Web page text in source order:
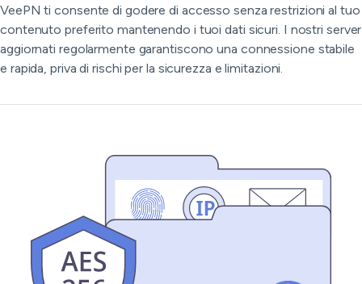
VeePN ti consente di godere di accesso senza restrizioni al tuo
contenuto preferito mantenendo i tuoi dati sicuri. I nostri server
aggiornati regolarmente garantiscono una connessione stabile
e rapida, priva di rischi per la sicurezza e limitazioni.